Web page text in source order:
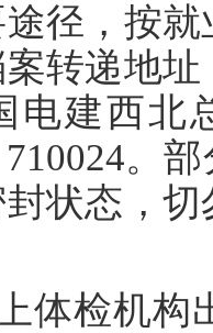
径，按
转递地
电建西北
。
状态，
体检机构